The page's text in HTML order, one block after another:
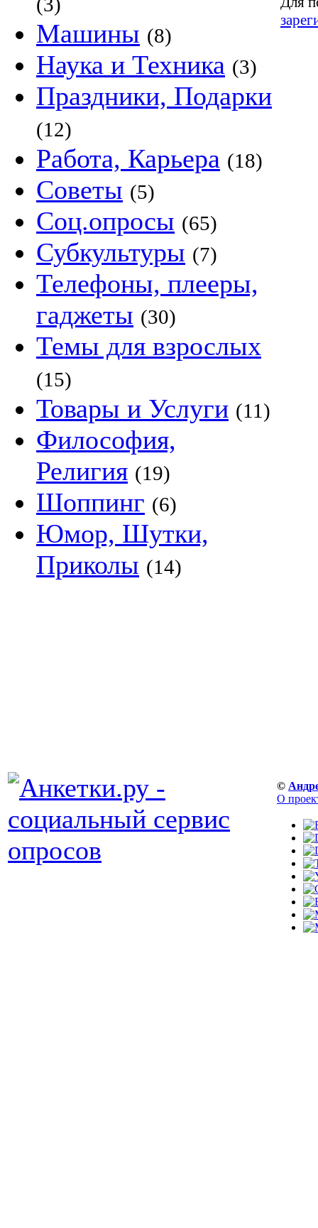
Машины (8)
Наука и Техника (3)
Праздники, Подарки
(12)
Работа, Карьера (18)
Советы (5)
Соц.опросы (65)
Субкультуры (7)
Телефоны, плееры,
гаджеты (30)
Темы для взрослых
(15)
Товары и Услуги (11)
Философия,
Религия (19)
Шоппинг (6)
Юмор, Шутки,
Приколы (14)
©
О